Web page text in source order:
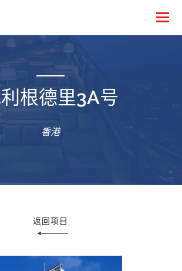
根德里3A号
香港
返回项目